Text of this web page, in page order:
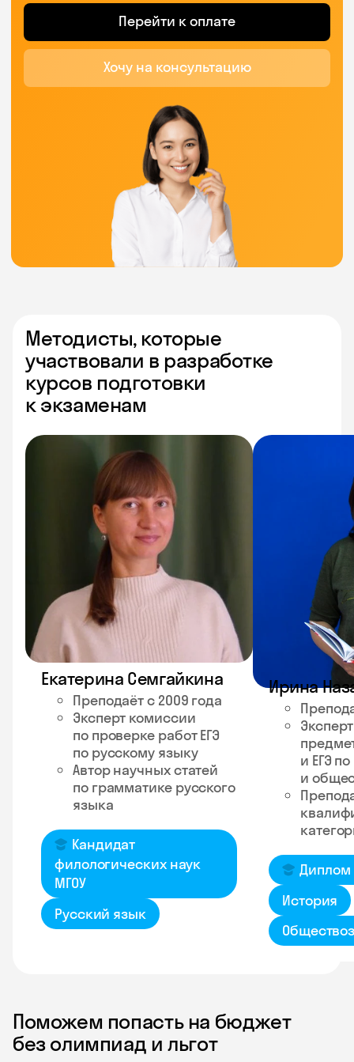
Перейти к оплате
Хочу на консультацию
Методисты, которые
участвовали в разработке
курсов подготовки
к экзаменам
Екатерина Семгайкина
Преподаёт с 2009 года
Эксперт комиссии
по проверке работ ЕГЭ
по русскому языку
Автор научных статей
по грамматике русского
языка
Кандидат
филологических наук
МГОУ
Русский язык
Ирина
и ЕГЭ
и
Диплом
История
Поможем попасть на бюджет
без олимпиад и льгот